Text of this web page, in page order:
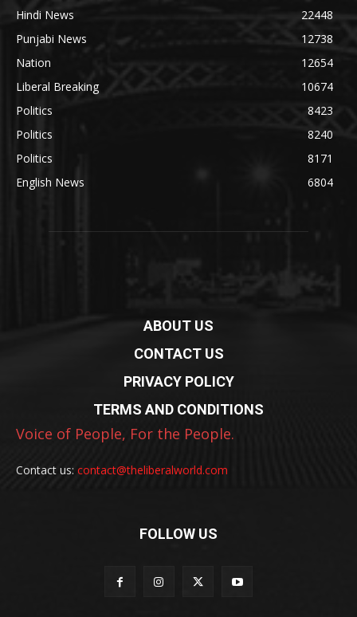
Hindi News
22448
Punjabi News
12738
Nation
12654
Liberal Breaking
10674
Politics
8423
Politics
8240
Politics
8171
English News
6804
ABOUT US
CONTACT US
PRIVACY POLICY
TERMS AND CONDITIONS
Voice of People, For the People.
Contact us: contact@theliberalworld.com
FOLLOW US